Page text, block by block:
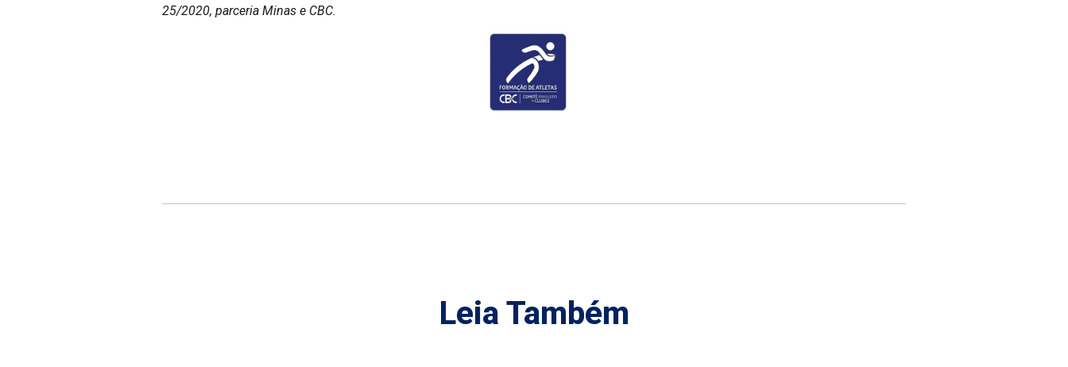
25/2020, parceria Minas e CBC.
Leia Também